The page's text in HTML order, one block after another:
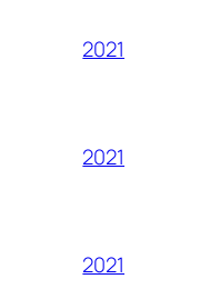
2021
2021
2021